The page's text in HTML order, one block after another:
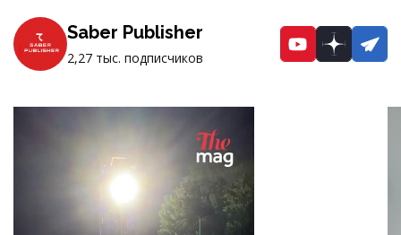
Saber Publisher
2,27 тыс. подписчиков
YouTubeDzen